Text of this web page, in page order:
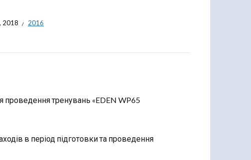
2018 2016
проведення тренувань «EDEN WP65
в період підготовки та проведення